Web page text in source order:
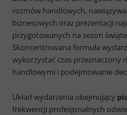
rozmów handlowych,
biznesowych oraz prezentacji
przygotowanych na sezon
Skoncentrowana formuła
wykorzystać czas przeznaczony
handlowymi i podejmowanie
Układ wydarzenia obejmujący
frekwencji profesjonalnych